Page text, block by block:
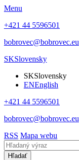
Menu
+421 44 5596501
bobrovec@bobrovec.eu
SKSlovensky
SKSlovensky
ENEnglish
+421 44 5596501
bobrovec@bobrovec.eu
RSS Mapa webu
Hľadať